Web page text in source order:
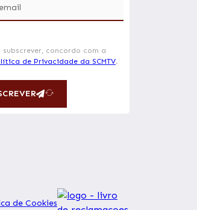
subscrever, concordo com a
de Privacidade da SCMTV.
de Cookies